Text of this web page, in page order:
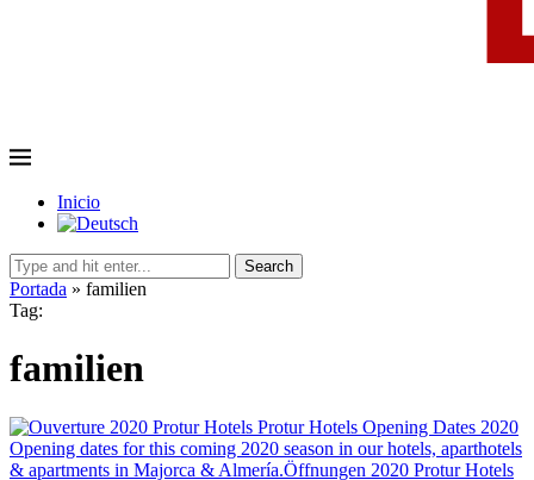
Inicio
Search
Portada » familien
Tag:
familien